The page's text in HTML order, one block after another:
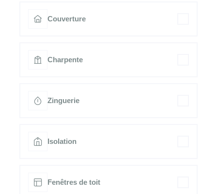
Couverture
Charpente
Zinguerie
Isolation
Fenêtres de toit